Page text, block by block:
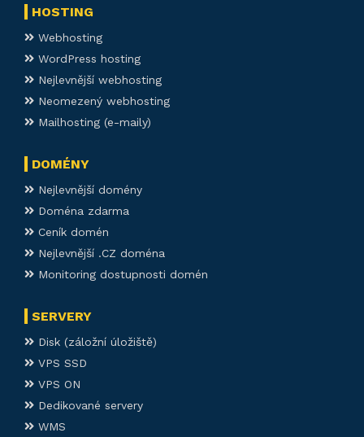
HOSTING
Webhosting
WordPress hosting
Nejlevnější webhosting
Neomezený webhosting
Mailhosting (e-maily)
DOMÉNY
Nejlevnější domény
Doména zdarma
Ceník domén
Nejlevnější .CZ doména
Monitoring dostupnosti domén
SERVERY
Disk (záložní úložiště)
VPS SSD
VPS ON
Dedikované servery
WMS